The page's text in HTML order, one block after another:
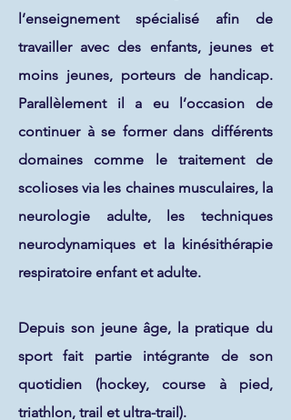
l’enseignement spécialisé afin de
travailler avec des enfants, jeunes et
moins jeunes, porteurs de handicap.
Parallèlement il a eu l’occasion de
continuer à se former dans différents
domaines comme le traitement de
scolioses via les chaines musculaires, la
neurologie adulte, les techniques
neurodynamiques et la kinésithérapie
respiratoire enfant et adulte.
Depuis son jeune âge, la pratique du
sport fait partie intégrante de son
quotidien (hockey, course à pied,
triathlon, trail et ultra-trail).